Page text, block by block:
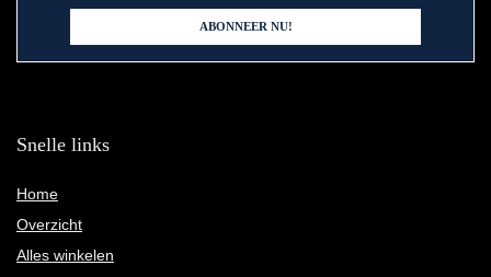
Snelle links
Home
Overzicht
Alles winkelen